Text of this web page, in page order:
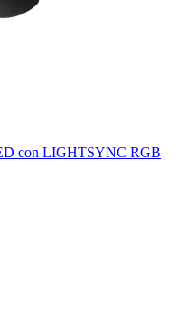
con LIGHTSYNC RGB